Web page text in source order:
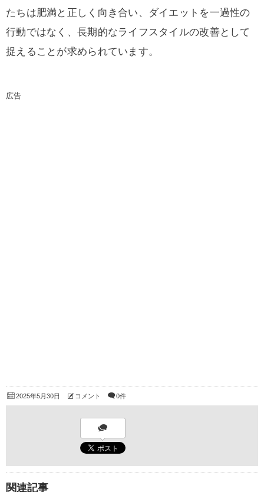
たちは肥満と正しく向き合い、ダイエットを一過性の
行動ではなく、長期的なライフスタイルの改善として
捉えることが求められています。
広告
2025年5月30日 コメント 0件
関連記事